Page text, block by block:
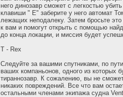
него динозавр сможет с легкостью
клавиши " E" заберите у него автомат
лежащих неподалеку. Затем бросьте
к вам и помогут открыть с помощью
до конца локации, и миссия будет
T - Rex
Следуйте за вашими спутниками, по
ваших компаньонов, одного из которых
тираннозавр. К сожалению, вы не
никаких повреждений. Все что вам
остальными членами экипажа судна